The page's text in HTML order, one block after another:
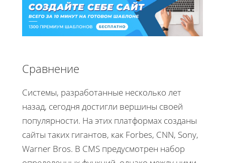
Сравнение
Системы, разработанные несколько лет
назад, сегодня достигли вершины своей
популярности. На этих платформах созданы
сайты таких гигантов, как Forbes, CNN, Sony,
Warner Bros. В CMS предусмотрен набор